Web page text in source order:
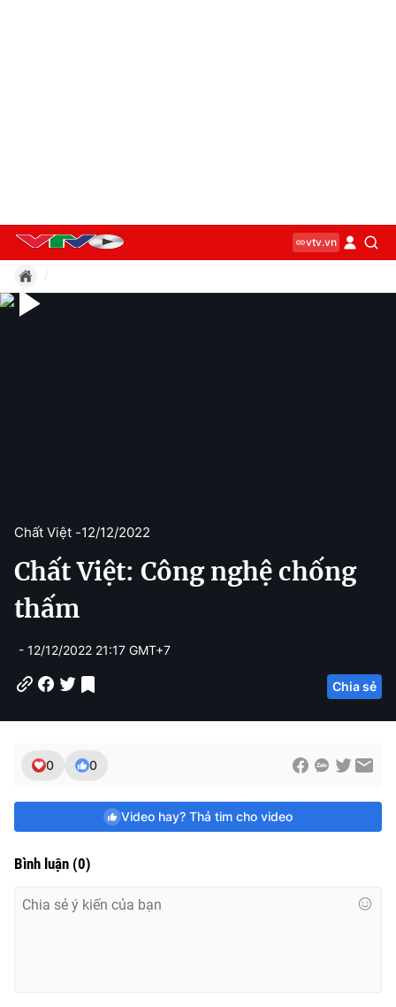
vtv.vn
Chất Việt -12/12/2022
Chất Việt: Công nghệ chống
thấm
- 12/12/2022 21:17 GMT+7
Chia sẻ
0 0
Video hay? Thả tim cho video
Bình luận (0)